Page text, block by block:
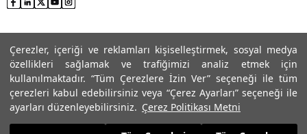
Çerezler, içeriği ve reklamları kişiselleştirmek, sosyal medya
özellikleri sağlamak ve trafiğimizi analiz etmek için
kullanılmaktadır. “Tüm Çerezlere İzin Ver” seçeneği ile tüm
çerezleri kabul edebilirsiniz veya “Çerez Ayarları” seçeneği ile
ayarları düzenleyebilirsiniz. Çerez Politikası Metni
© 2025 Roman® Tüm Hakları Saklıdır, İzinsiz kullanılamaz